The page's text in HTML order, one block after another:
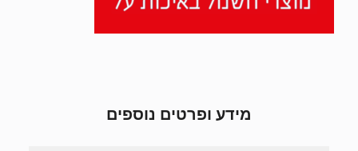
מידע ופרטים נוספים